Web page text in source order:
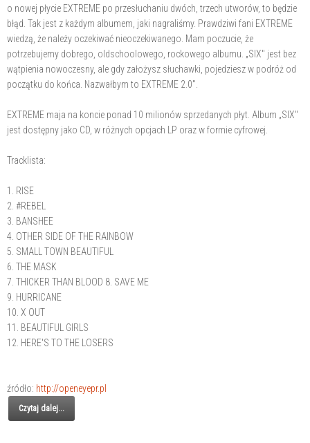
o nowej płycie EXTREME po przesłuchaniu dwóch, trzech utworów, to będzie
błąd. Tak jest z każdym albumem, jaki nagraliśmy. Prawdziwi fani EXTREME
wiedzą, że należy oczekiwać nieoczekiwanego. Mam poczucie, że
potrzebujemy dobrego, oldschoolowego, rockowego albumu. „SIX" jest bez
wątpienia nowoczesny, ale gdy założysz słuchawki, pojedziesz w podróż od
początku do końca. Nazwałbym to EXTREME 2.0".
EXTREME maja na koncie ponad 10 milionów sprzedanych płyt. Album „SIX"
jest dostępny jako CD, w różnych opcjach LP oraz w formie cyfrowej.
Tracklista:
1. RISE
2. #REBEL
3. BANSHEE
4. OTHER SIDE OF THE RAINBOW
5. SMALL TOWN BEAUTIFUL
6. THE MASK
7. THICKER THAN BLOOD 8. SAVE ME
9. HURRICANE
10. X OUT
11. BEAUTIFUL GIRLS
12. HERE'S TO THE LOSERS
źródło: http://openeyepr.pl
Czytaj dalej...